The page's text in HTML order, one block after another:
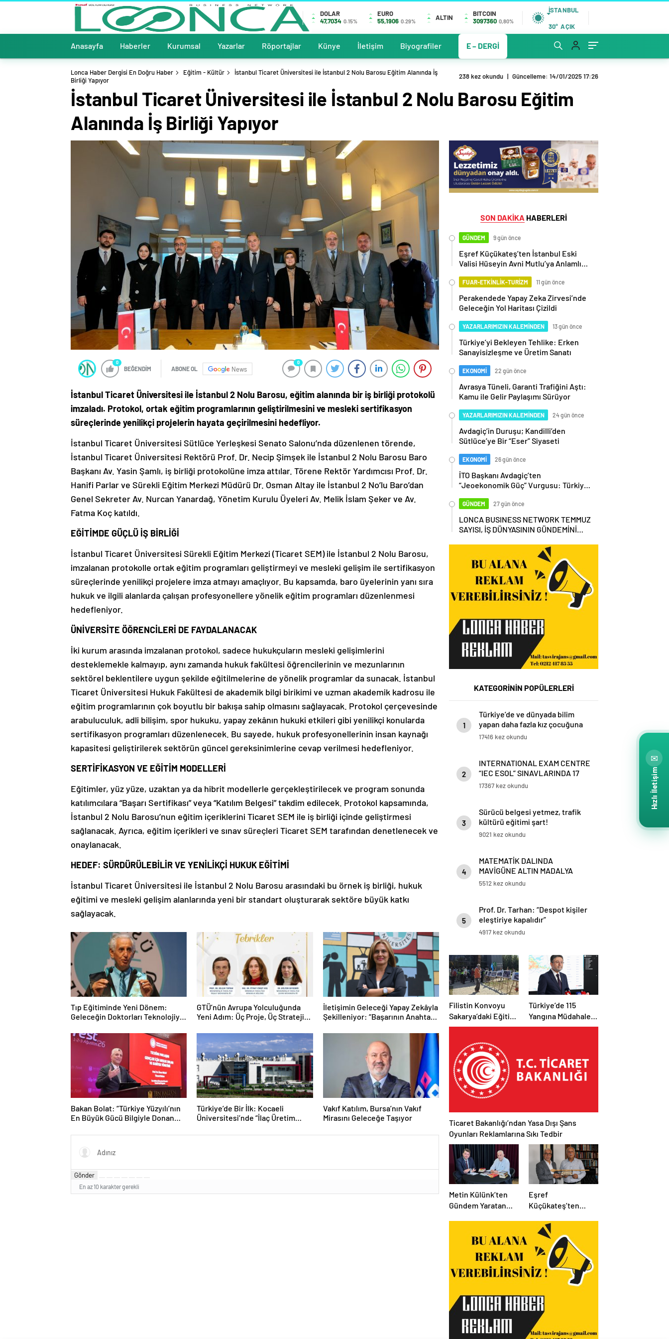
DOLAR
47,7034 0.15%
EURO
55,1906 0.29% ALTIN
BITCOIN
3097360 0,80%
İSTANBUL
30° AÇIK
Anasayfa Haberler Kurumsal Yazarlar Röportajlar Künye İletişim Biyografiler E – DERGİ
Lonca Haber Dergisi En Doğru Haber Eğitim - Kültür
İstanbul Ticaret Üniversitesi ile İstanbul 2 Nolu Barosu Eğitim Alanında İş
Birliği Yapıyor
238 kez okundu | Güncelleme: 14/01/2025 17:26
İstanbul Ticaret Üniversitesi ile İstanbul 2 Nolu Barosu Eğitim
Alanında İş Birliği Yapıyor
0
BEĞENDİM ABONE OL News
0
İstanbul Ticaret Üniversitesi ile İstanbul 2 Nolu Barosu, eğitim alanında bir iş birliği protokolü
imzaladı. Protokol, ortak eğitim programlarının geliştirilmesini ve mesleki sertifikasyon
süreçlerinde yenilikçi projelerin hayata geçirilmesini hedefliyor.
İstanbul Ticaret Üniversitesi Sütlüce Yerleşkesi Senato Salonu’nda düzenlenen törende,
İstanbul Ticaret Üniversitesi Rektörü Prof. Dr. Necip Şimşek ile İstanbul 2 Nolu Barosu Baro
Başkanı Av. Yasin Şamlı, iş birliği protokolüne imza attılar. Törene Rektör Yardımcısı Prof. Dr.
Hanifi Parlar ve Sürekli Eğitim Merkezi Müdürü Dr. Osman Altay ile İstanbul 2 No’lu Baro’dan
Genel Sekreter Av. Nurcan Yanardağ, Yönetim Kurulu Üyeleri Av. Melik İslam Şeker ve Av.
Fatma Koç katıldı.
EĞİTİMDE GÜÇLÜ İŞ BİRLİĞİ
İstanbul Ticaret Üniversitesi Sürekli Eğitim Merkezi (Ticaret SEM) ile İstanbul 2 Nolu Barosu,
imzalanan protokolle ortak eğitim programları geliştirmeyi ve mesleki gelişim ile sertifikasyon
süreçlerinde yenilikçi projelere imza atmayı amaçlıyor. Bu kapsamda, baro üyelerinin yanı sıra
hukuk ve ilgili alanlarda çalışan profesyonellere yönelik eğitim programları düzenlenmesi
hedefleniyor.
ÜNİVERSİTE ÖĞRENCİLERİ DE FAYDALANACAK
İki kurum arasında imzalanan protokol, sadece hukukçuların mesleki gelişimlerini
desteklemekle kalmayıp, aynı zamanda hukuk fakültesi öğrencilerinin ve mezunlarının
sektörel beklentilere uygun şekilde eğitilmelerine de yönelik programlar da sunacak. İstanbul
Ticaret Üniversitesi Hukuk Fakültesi de akademik bilgi birikimi ve uzman akademik kadrosu ile
eğitim programlarının çok boyutlu bir bakışa sahip olmasını sağlayacak. Protokol çerçevesinde
arabuluculuk, adli bilişim, spor hukuku, yapay zekânın hukuki etkileri gibi yenilikçi konularda
sertifikasyon programları düzenlenecek. Bu sayede, hukuk profesyonellerinin insan kaynağı
kapasitesi geliştirilerek sektörün güncel gereksinimlerine cevap verilmesi hedefleniyor.
SERTİFİKASYON VE EĞİTİM MODELLERİ
Eğitimler, yüz yüze, uzaktan ya da hibrit modellerle gerçekleştirilecek ve program sonunda
katılımcılara “Başarı Sertifikası” veya “Katılım Belgesi” takdim edilecek. Protokol kapsamında,
İstanbul 2 Nolu Barosu’nun eğitim içeriklerini Ticaret SEM ile iş birliği içinde geliştirmesi
sağlanacak. Ayrıca, eğitim içerikleri ve sınav süreçleri Ticaret SEM tarafından denetlenecek ve
onaylanacak.
HEDEF: SÜRDÜRÜLEBİLİR VE YENİLİKÇİ HUKUK EĞİTİMİ
İstanbul Ticaret Üniversitesi ile İstanbul 2 Nolu Barosu arasındaki bu örnek iş birliği, hukuk
eğitimi ve mesleki gelişim alanlarında yeni bir standart oluşturarak sektöre büyük katkı
sağlayacak.
Tıp Eğitiminde Yeni Dönem:
Geleceğin Doktorları Teknolojiyi
GTÜ’nün Avrupa Yolculuğunda
Yeni Adım: Üç Proje, Üç Stratejik
İletişimin Geleceği Yapay Zekâyla
Şekilleniyor: “Başarının Anahtarı
Bakan Bolat: “Türkiye Yüzyılı’nın
En Büyük Gücü Bilgiyle Donanmış
Türkiye’de Bir İlk: Kocaeli
Üniversitesi’nde “İlaç Üretim
Vakıf Katılım, Bursa’nın Vakıf
Mirasını Geleceğe Taşıyor
Gönder
En az 10 karakter gerekli
SON DAKİKA HABERLERİ
GÜNDEM 9 gün önce
Eşref Küçükateş’ten İstanbul Eski
Valisi Hüseyin Avni Mutlu’ya Anlamlı
FUAR-ETKİNLİK-TURİZM 11 gün önce
Perakendede Yapay Zeka Zirvesi’nde
Geleceğin Yol Haritası Çizildi
YAZARLARIMIZIN KALEMİNDEN 13 gün önce
Türkiye’yi Bekleyen Tehlike: Erken
Sanayisizleşme ve Üretim Sanatı
EKONOMİ 22 gün önce
Avrasya Tüneli, Garanti Trafiğini Aştı:
Kamu ile Gelir Paylaşımı Sürüyor
YAZARLARIMIZIN KALEMİNDEN 24 gün önce
Avdagiç’in Duruşu; Kandilli’den
Sütlüce’ye Bir “Eser” Siyaseti
EKONOMİ 26 gün önce
İTO Başkanı Avdagiç’ten
“Jeoekonomik Güç” Vurgusu: Türkiye,
Olmalı
GÜNDEM 27 gün önce
LONCA BUSINESS NETWORK TEMMUZ
SAYISI, İŞ DÜNYASININ GÜNDEMİNİ
KATEGORİNİN POPÜLERLERİ
1
Türkiye’de ve dünyada bilim
yapan daha fazla kız çocuğuna
ihtiyaç var!
17416 kez okundu
2
INTERNATIONAL EXAM CENTRE
“IEC ESOL” SINAVLARINDA 17
Türkiye Birinciliği mavigün
17367 kez okundu
3
Sürücü belgesi yetmez, trafik
kültürü eğitimi şart!
9021 kez okundu
4
MATEMATİK DALINDA
MAVİGÜNE ALTIN MADALYA
5512 kez okundu
5
Prof. Dr. Tarhan: “Despot kişiler
eleştiriye kapalıdır”
4917 kez okundu
Filistin Konvoyu
Sakarya’daki Eğitim
Kampını
Etabı Başlıyor
Türkiye’de 115
Yangına Müdahale
Edildi: 110’u Kontrol
Ticaret Bakanlığı’ndan Yasa Dışı Şans
Oyunları Reklamlarına Sıkı Tedbir
Metin Külünk’ten
Gündem Yaratan
Siyasete İlişkin
Mesajlar
Eşref
Küçükateş’ten
Hüseyin Avni
Mutlu’ya Anlamlı
Ziyaret
✉
Hızlı İletişim